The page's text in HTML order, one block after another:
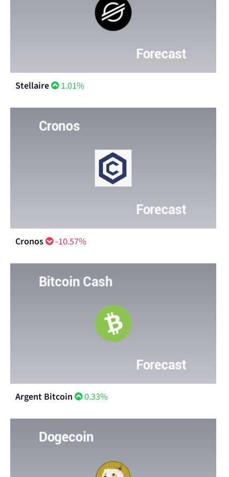
Stellaire 1.01%
Cronos -10.57%
Argent Bitcoin 0.33%